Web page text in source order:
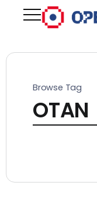
Browse Tag
OTAN